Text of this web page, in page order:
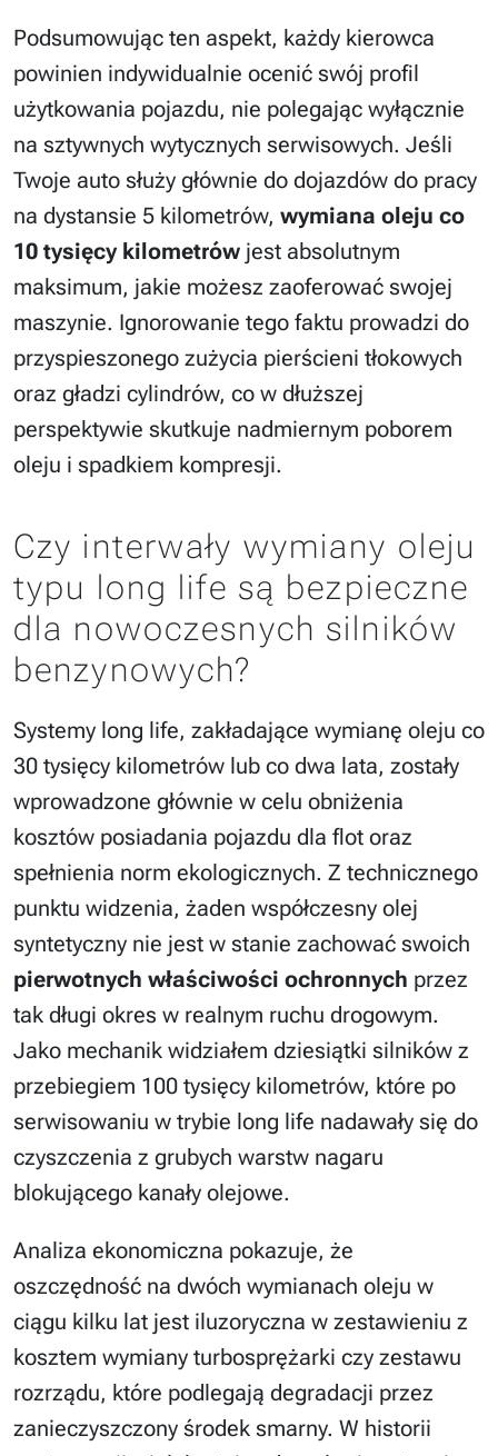
Podsumowując ten aspekt, każdy kierowca
powinien indywidualnie ocenić swój profil
użytkowania pojazdu, nie polegając wyłącznie
na sztywnych wytycznych serwisowych. Jeśli
Twoje auto służy głównie do dojazdów do pracy
na dystansie 5 kilometrów, wymiana oleju co
10 tysięcy kilometrów jest absolutnym
maksimum, jakie możesz zaoferować swojej
maszynie. Ignorowanie tego faktu prowadzi do
przyspieszonego zużycia pierścieni tłokowych
oraz gładzi cylindrów, co w dłuższej
perspektywie skutkuje nadmiernym poborem
oleju i spadkiem kompresji.
Czy interwały wymiany oleju
typu long life są bezpieczne
dla nowoczesnych silników
benzynowych?
Systemy long life, zakładające wymianę oleju co
30 tysięcy kilometrów lub co dwa lata, zostały
wprowadzone głównie w celu obniżenia
kosztów posiadania pojazdu dla flot oraz
spełnienia norm ekologicznych. Z technicznego
punktu widzenia, żaden współczesny olej
syntetyczny nie jest w stanie zachować swoich
pierwotnych właściwości ochronnych przez
tak długi okres w realnym ruchu drogowym.
Jako mechanik widziałem dziesiątki silników z
przebiegiem 100 tysięcy kilometrów, które po
serwisowaniu w trybie long life nadawały się do
czyszczenia z grubych warstw nagaru
blokującego kanały olejowe.
Analiza ekonomiczna pokazuje, że
oszczędność na dwóch wymianach oleju w
ciągu kilku lat jest iluzoryczna w zestawieniu z
kosztem wymiany turbosprężarki czy zestawu
rozrządu, które podlegają degradacji przez
zanieczyszczony środek smarny. W historii